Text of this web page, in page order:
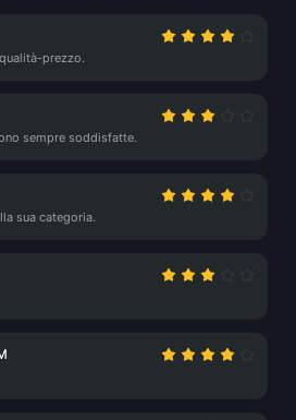
prezzo.
sempre soddisfatte.
sua categoria.